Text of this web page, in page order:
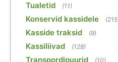
Tualetid (11)
Konservid kassidele
Kasside traksid (9)
Kassiliivad (128)
Transpordipuurid (10)